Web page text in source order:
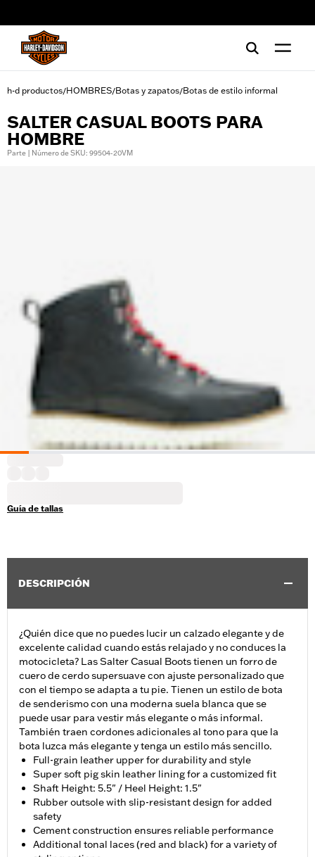
h-d productos/HOMBRES/Botas y zapatos/Botas de estilo informal
SALTER CASUAL BOOTS PARA
HOMBRE
Parte | Número de SKU: 99504-20VM
Guía de tallas
DESCRIPCIÓN
¿Quién dice que no puedes lucir un calzado elegante y de
excelente calidad cuando estás relajado y no conduces la
motocicleta? Las Salter Casual Boots tienen un forro de
cuero de cerdo supersuave con ajuste personalizado que
con el tiempo se adapta a tu pie. Tienen un estilo de bota
de senderismo con una moderna suela blanca que se
puede usar para vestir más elegante o más informal.
También traen cordones adicionales al tono para que la
bota luzca más elegante y tenga un estilo más sencillo.
Full-grain leather upper for durability and style
Super soft pig skin leather lining for a customized fit
Shaft Height: 5.5" / Heel Height: 1.5"
Rubber outsole with slip-resistant design for added
safety
Cement construction ensures reliable performance
Additional tonal laces (red and black) for a variety of